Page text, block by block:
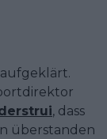
, dass
überstanden